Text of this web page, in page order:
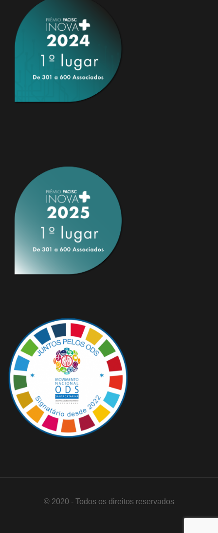
© 2020 - Todos os direitos reservados